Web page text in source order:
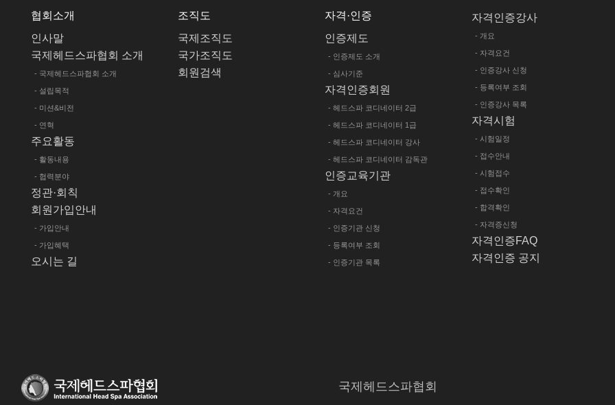
협회소개
인사말
국제헤드스파협회 소개
- 국제헤드스파협회 소개
- 설립목적
- 미션&비전
- 연혁
주요활동
- 활동내용
- 협력분야
정관·회칙
회원가입안내
- 가입안내
- 가입혜택
오시는 길
조직도
국제조직도
국가조직도
회원검색
자격·인증
인증제도
- 인증제도 소개
- 심사기준
자격인증회원
- 헤드스파 코디네이터 2급
- 헤드스파 코디네이터 1급
- 헤드스파 코디네이터 강사
- 헤드스파 코디네이터 감독관
인증교육기관
- 개요
- 자격요건
- 인증기관 신청
- 등록여부 조회
- 인증기관 목록
자격인증강사
- 개요
- 자격요건
- 인증강사 신청
- 등록여부 조회
- 인증강사 목록
자격시험
- 시험일정
- 접수안내
- 시험접수
- 접수확인
- 합격확인
- 자격증신청
자격인증FAQ
자격인증 공지
국제헤드스파협회